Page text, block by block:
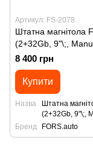
Артикул: FS-2078
Штатна магнітола
(2+32Gb, 9"\;,
8 400 грн
Купити
Назва
Штатна
(2+32Gb, 9"\;,
Бренд
FORS.auto